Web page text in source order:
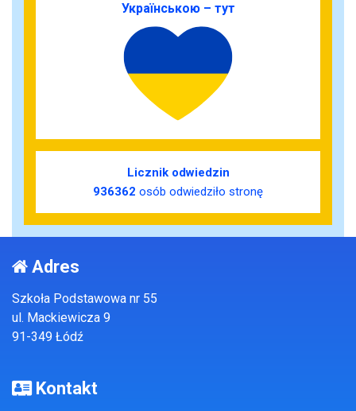
Українською – тут
Licznik odwiedzin
936362 osób odwiedziło stronę
Adres
Szkoła Podstawowa nr 55
ul. Mackiewicza 9
91-349 Łódź
Kontakt